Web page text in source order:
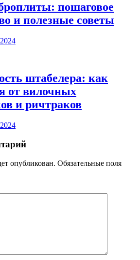
пошаговое
и полезные советы
штабелера: как
от вилочных
и ричтраков
опубликован. Обязательные поля